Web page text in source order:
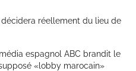
réellement du lieu de
espagnol ABC brandit le
«lobby marocain»